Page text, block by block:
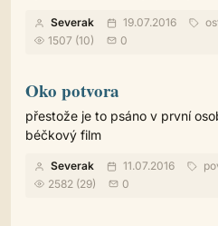
Severak 19.07.2016
1507 (10)
0
Oko potvora
přestože je to psáno v první
béčkový film
Severak 11.07.2016
2582 (29)
0